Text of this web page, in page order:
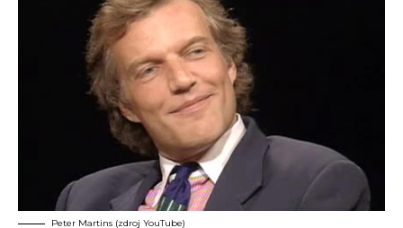
Peter Martins (zdroj YouTube)